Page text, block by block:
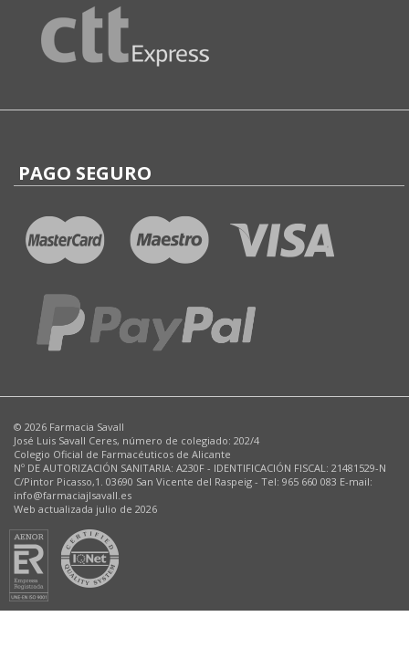
PAGO SEGURO
© 2026 Farmacia Savall
José Luis Savall Ceres, número de colegiado: 202/4
Colegio Oficial de Farmacéuticos de Alicante
Nº DE AUTORIZACIÓN SANITARIA: A230F - IDENTIFICACIÓN FISCAL: 21481529-N
C/Pintor Picasso,1. 03690 San Vicente del Raspeig - Tel: 965 660 083 E-mail:
info@farmaciajlsavall.es
Web actualizada julio de 2026